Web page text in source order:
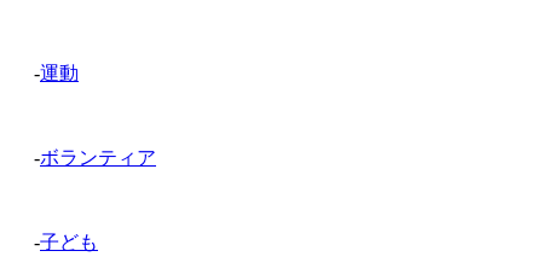
-運動
-ボランティア
-子ども